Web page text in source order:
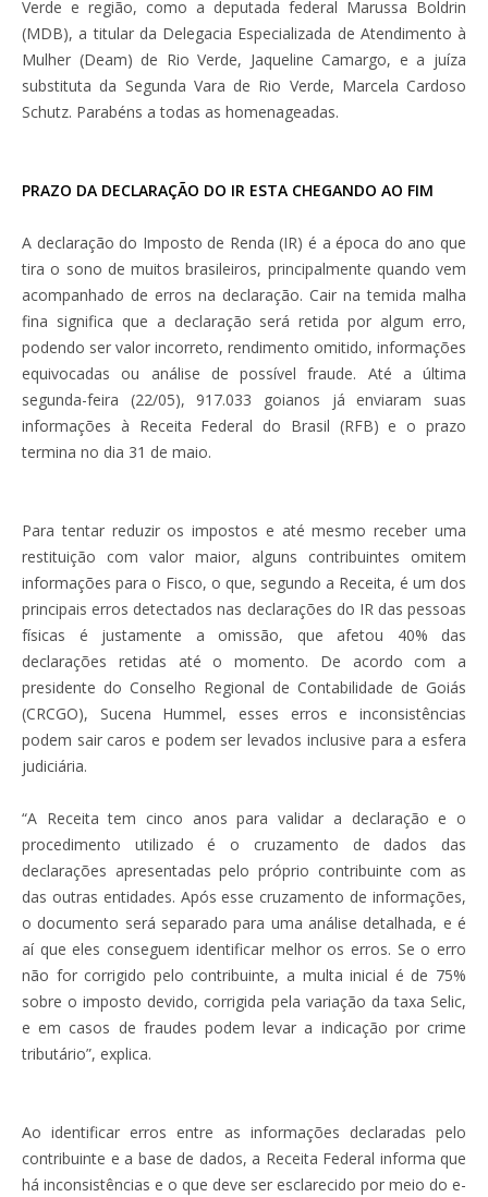
Verde e região, como a deputada federal Marussa Boldrin
(MDB), a titular da Delegacia Especializada de Atendimento à
Mulher (Deam) de Rio Verde, Jaqueline Camargo, e a juíza
substituta da Segunda Vara de Rio Verde, Marcela Cardoso
Schutz. Parabéns a todas as homenageadas.
PRAZO DA DECLARAÇÃO DO IR ESTA CHEGANDO AO FIM
A declaração do Imposto de Renda (IR) é a época do ano que
tira o sono de muitos brasileiros, principalmente quando vem
acompanhado de erros na declaração. Cair na temida malha
fina significa que a declaração será retida por algum erro,
podendo ser valor incorreto, rendimento omitido, informações
equivocadas ou análise de possível fraude. Até a última
segunda-feira (22/05), 917.033 goianos já enviaram suas
informações à Receita Federal do Brasil (RFB) e o prazo
termina no dia 31 de maio.
Para tentar reduzir os impostos e até mesmo receber uma
restituição com valor maior, alguns contribuintes omitem
informações para o Fisco, o que, segundo a Receita, é um dos
principais erros detectados nas declarações do IR das pessoas
físicas é justamente a omissão, que afetou 40% das
declarações retidas até o momento. De acordo com a
presidente do Conselho Regional de Contabilidade de Goiás
(CRCGO), Sucena Hummel, esses erros e inconsistências
podem sair caros e podem ser levados inclusive para a esfera
judiciária.
“A Receita tem cinco anos para validar a declaração e o
procedimento utilizado é o cruzamento de dados das
declarações apresentadas pelo próprio contribuinte com as
das outras entidades. Após esse cruzamento de informações,
o documento será separado para uma análise detalhada, e é
aí que eles conseguem identificar melhor os erros. Se o erro
não for corrigido pelo contribuinte, a multa inicial é de 75%
sobre o imposto devido, corrigida pela variação da taxa Selic,
e em casos de fraudes podem levar a indicação por crime
tributário”, explica.
Ao identificar erros entre as informações declaradas pelo
contribuinte e a base de dados, a Receita Federal informa que
há inconsistências e o que deve ser esclarecido por meio do e-